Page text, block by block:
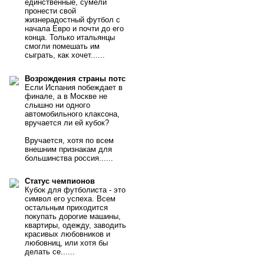
единственные, сумели
пронести свой
жизнерадостный футбол с
начала Евро и почти до его
конца. Только итальянцы
смогли помешать им
сыграть, как хочет......
Возрождения страны потс
Если Испания побеждает в
финале, а в Москве не
слышно ни одного
автомобильного клаксона,
вручается ли ей кубок?
Вручается, хотя по всем
внешним признакам для
большинства россия......
Статус чемпионов
Кубок для футболиста - это
символ его успеха. Всем
остальным приходится
покупать дорогие машины,
квартиры, одежду, заводить
красивых любовников и
любовниц, или хотя бы
делать се......